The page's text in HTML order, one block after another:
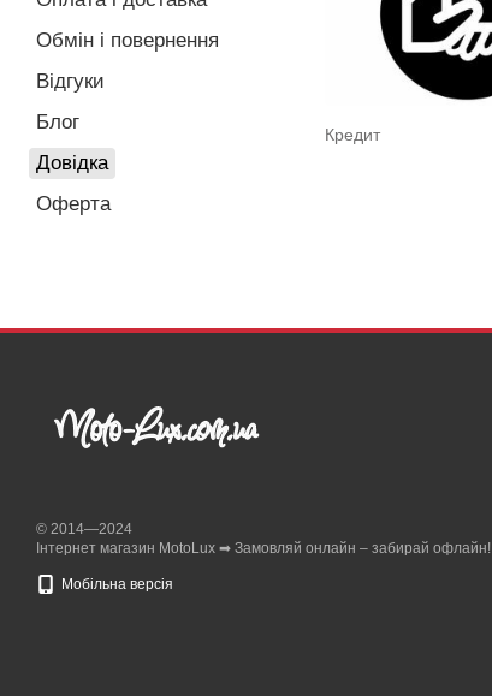
Кредит
Обмін і повернення
Відгуки
Блог
Довідка
Оферта
© 2014—2024
Інтернет магазин MotoLux ➡ Замовляй онлайн – забирай офлайн!
Мобільна версія